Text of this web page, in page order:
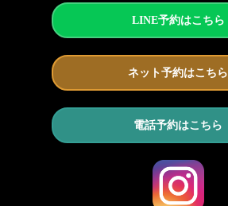
LINE予約はこちら
ネット予約はこちら
電話予約はこちら